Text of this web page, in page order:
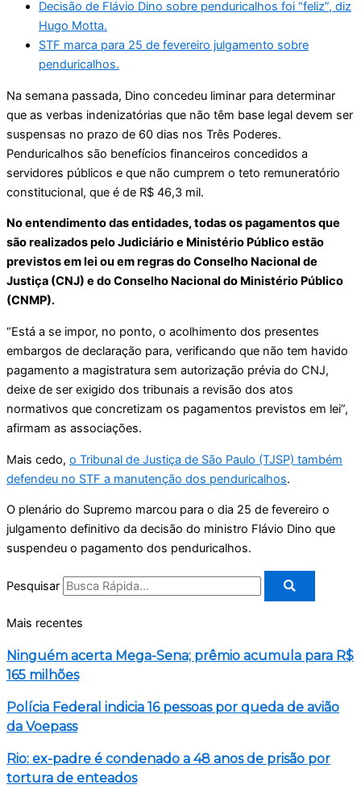
Decisão de Flávio Dino sobre penduricalhos foi “feliz”, diz
Hugo Motta.
STF marca para 25 de fevereiro julgamento sobre
penduricalhos.
Na semana passada, Dino concedeu liminar para determinar
que as verbas indenizatórias que não têm base legal devem ser
suspensas no prazo de 60 dias nos Três Poderes.
Penduricalhos são benefícios financeiros concedidos a
servidores públicos e que não cumprem o teto remuneratório
constitucional, que é de R$ 46,3 mil.
No entendimento das entidades, todas os pagamentos que
são realizados pelo Judiciário e Ministério Público estão
previstos em lei ou em regras do Conselho Nacional de
Justiça (CNJ) e do Conselho Nacional do Ministério Público
(CNMP).
“Está a se impor, no ponto, o acolhimento dos presentes
embargos de declaração para, verificando que não tem havido
pagamento a magistratura sem autorização prévia do CNJ,
deixe de ser exigido dos tribunais a revisão dos atos
normativos que concretizam os pagamentos previstos em lei”,
afirmam as associações.
Mais cedo, o Tribunal de Justiça de São Paulo (TJSP) também
defendeu no STF a manutenção dos penduricalhos.
O plenário do Supremo marcou para o dia 25 de fevereiro o
julgamento definitivo da decisão do ministro Flávio Dino que
suspendeu o pagamento dos penduricalhos.
Pesquisar
Mais recentes
Ninguém acerta Mega-Sena; prêmio acumula para R$
165 milhões
Polícia Federal indicia 16 pessoas por queda de avião
da Voepass
Rio: ex-padre é condenado a 48 anos de prisão por
tortura de enteados